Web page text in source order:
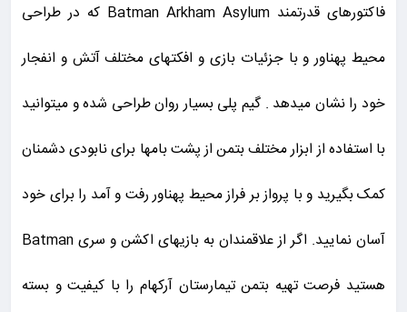
فاکتورهای قدرتمند Batman Arkham Asylum که در طراحی
محیط پهناور و با جزئیات بازی و افکتهای مختلف آتش و انفجار
خود را نشان میدهد . گیم پلی بسیار روان طراحی شده و میتوانید
با استفاده از ابزار مختلف بتمن از پشت بامها برای نابودی دشمنان
کمک بگیرید و با پرواز بر فراز محیط پهناور رفت و آمد را برای خود
آسان نمایید. اگر از علاقمندان به بازیهای اکشن و سری Batman
هستید فرصت تهیه بتمن تیمارستان آرکهام را با کیفیت و بسته